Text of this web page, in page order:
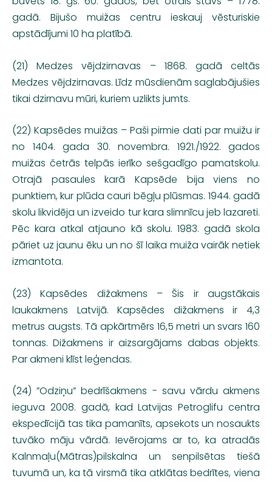
gadā. Bijušo muižas centru ieskauj vēsturiskie
apstādījumi 10 ha platībā.
(21) Medzes vējdzirnavas – 1868. gadā celtās
Medzes vējdzirnavas. Līdz mūsdienām saglabājušies
tikai dzirnavu mūri, kuriem uzlikts jumts.
(22) Kapsēdes muižas – Paši pirmie dati par muižu ir
no 1404. gada 30. novembra. 1921./1922. gados
muižas četrās telpās ierīko sešgadīgo pamatskolu.
Otrajā pasaules karā Kapsēde bija viens no
punktiem, kur plūda cauri bēgļu plūsmas. 1944. gadā
skolu likvidēja un izveido tur kara slimnīcu jeb lazareti.
Pēc kara atkal atjauno kā skolu. 1983. gadā skola
pāriet uz jaunu ēku un no šī laika muiža vairāk netiek
izmantota.
(23) Kapsēdes dižakmens – Šis ir augstākais
laukakmens Latvijā. Kapsēdes dižakmens ir 4,3
metrus augsts. Tā apkārtmērs 16,5 metri un svars 160
tonnas. Dižakmens ir aizsargājams dabas objekts.
Par akmeni klīst leģendas.
(24) ”Odziņu” bedrīšakmens - savu vārdu akmens
ieguva 2008. gadā, kad Latvijas Petroglifu centra
ekspedīcijā tas tika pamanīts, apsekots un nosaukts
tuvāko māju vārdā. Ievērojams ar to, ka atradās
Kalnmaļu(Mātras)pilskalna un senpilsētas tiešā
tuvumā un, ka tā virsmā tika atklātas bedrītes, viena